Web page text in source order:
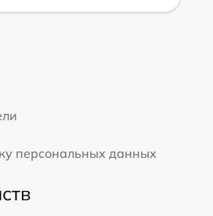
персональных данных